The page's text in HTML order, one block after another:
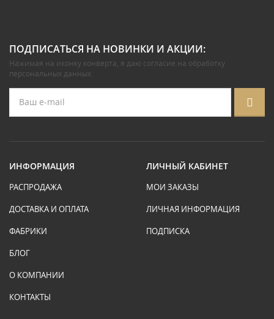
ПОДПИСАТЬСЯ НА НОВИНКИ И АКЦИИ:
Нажимая на иконку конверта, я даю согласие на обработку
персональных данных.
ИНФОРМАЦИЯ
РАСПРОДАЖА
ДОСТАВКА И ОПЛАТА
ФАБРИКИ
БЛОГ
О КОМПАНИИ
КОНТАКТЫ
ЛИЧНЫЙ КАБИНЕТ
МОИ ЗАКАЗЫ
ЛИЧНАЯ ИНФОРМАЦИЯ
ПОДПИСКА